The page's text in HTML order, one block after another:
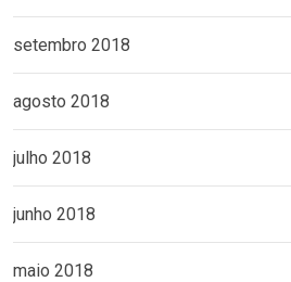
setembro 2018
agosto 2018
julho 2018
junho 2018
maio 2018